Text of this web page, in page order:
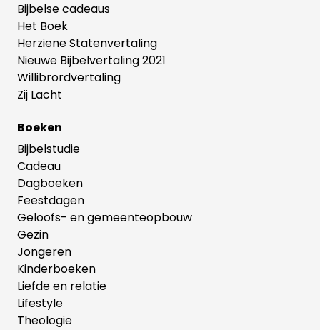
Bijbelse cadeaus
Het Boek
Herziene Statenvertaling
Nieuwe Bijbelvertaling 2021
Willibrordvertaling
Zij Lacht
Boeken
Bijbelstudie
Cadeau
Dagboeken
Feestdagen
Geloofs- en gemeenteopbouw
Gezin
Jongeren
Kinderboeken
Liefde en relatie
Lifestyle
Theologie